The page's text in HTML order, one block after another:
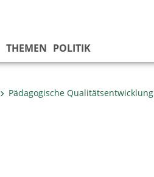
THEMEN POLITIK
Pädagogische Qualitätsentwicklung